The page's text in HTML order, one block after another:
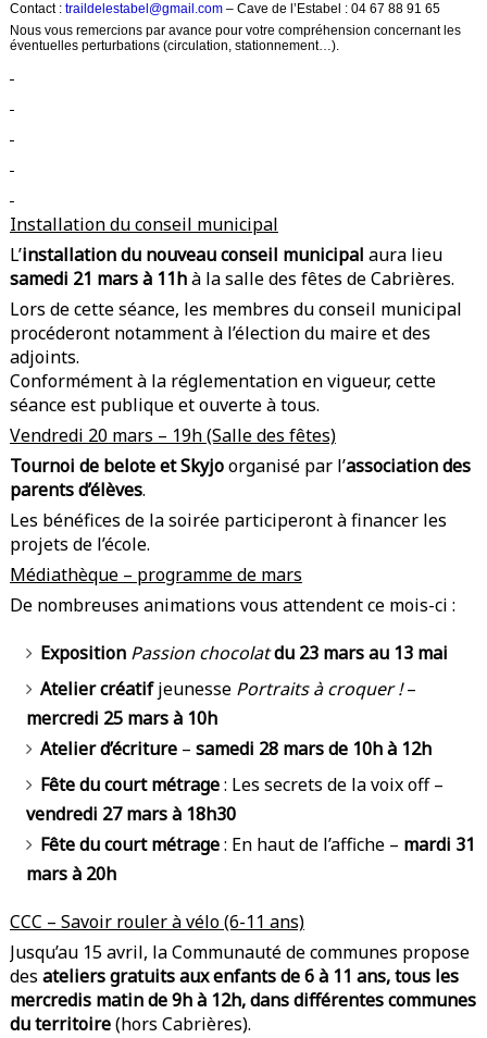
Contact : traildelestabel@gmail.com– Cave de l’Estabel : 04 67 88 91 65
Nous vous remercions par avance pour votre compréhension concernant les
éventuelles perturbations (circulation, stationnement…).
Installation du conseil municipal
L’installation du nouveau conseil municipal aura lieu
samedi 21 mars à 11hà la salle des fêtes de Cabrières.
Lors de cette séance, les membres du conseil municipal
procéderont notamment à l’élection du maire et des
adjoints.
Conformément à la réglementation en vigueur, cette
séance est publique et ouverte à tous.
Vendredi 20 mars – 19h (Salle des fêtes)
Tournoi de belote et Skyjoorganisé par l’association des
parents d’élèves.
Les bénéfices de la soirée participeront à financer les
projets de l’école.
Médiathèque – programme de mars
De nombreuses animations vous attendent ce mois-ci :
Exposition Passion chocolatdu 23 mars au 13 mai
Atelier créatifjeunesse Portraits à croquer !–
mercredi 25 mars à 10h
Atelier d’écriture– samedi 28 mars de 10h à 12h
Fête du court métrage: Les secrets de la voix off –
vendredi 27 mars à 18h30
Fête du court métrage: En haut de l’affiche – mardi 31
mars à 20h
CCC – Savoir rouler à vélo (6-11 ans)
Jusqu’au 15 avril, la Communauté de communes propose
des ateliers gratuits aux enfants de 6 à 11 ans, tous les
mercredis matin de 9h à 12h, dans différentes communes
du territoire(hors Cabrières).